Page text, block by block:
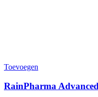
Toevoegen
RainPharma